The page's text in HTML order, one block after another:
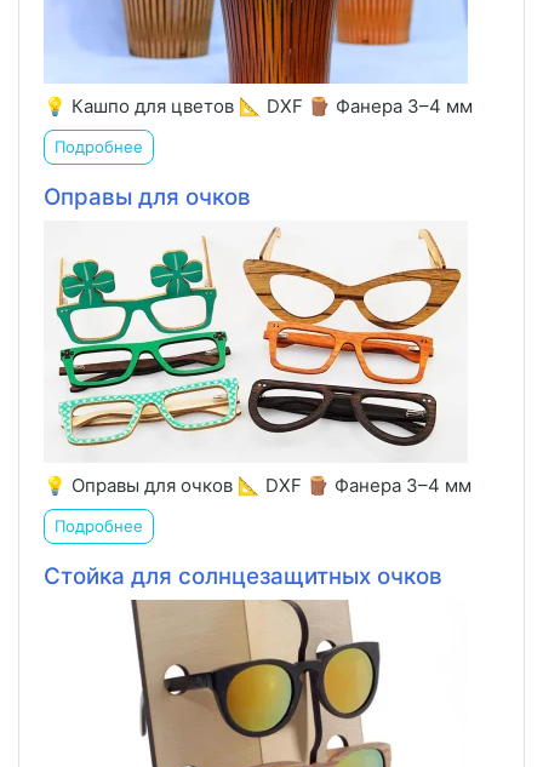
💡 Кашпо для цветов 📐 DXF 🪵 Фанера 3–4 мм
Подробнее
Оправы для очков
💡 Оправы для очков 📐 DXF 🪵 Фанера 3–4 мм
Подробнее
Стойка для солнцезащитных очков